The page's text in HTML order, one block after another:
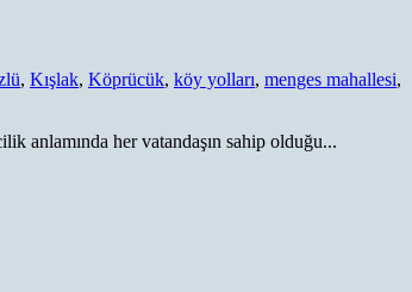
, Kışlak, Köprücük, köy yolları, menges mahallesi,
anlamında her vatandaşın sahip olduğu...